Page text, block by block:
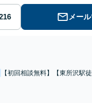
メー
【初回相談無料】【東所沢駅